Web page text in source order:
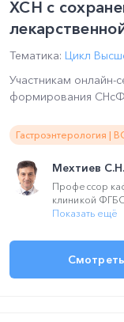
ХСН с
Тематика: Цикл
Участникам онлайн-
формирования
Гастроэнтерология |
Мехтиев С.Н.
Профессор
клиникой
Показать ещё
Смотреть